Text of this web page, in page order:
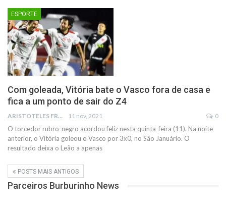
ESPORTE
Com goleada, Vitória bate o Vasco fora de casa e
fica a um ponto de sair do Z4
ARISTOTELES FRANCO 11 nov, 2021 0
O torcedor rubro-negro acordou feliz nesta quinta-feira (11). Na noite
anterior, o Vitória goleou o Vasco por 3x0, no São Januário. O
resultado deixa o Leão a apenas
POSTS MAIS ANTIGOS
Parceiros Burburinho News